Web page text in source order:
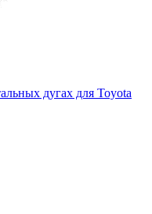
дугах для Toyota